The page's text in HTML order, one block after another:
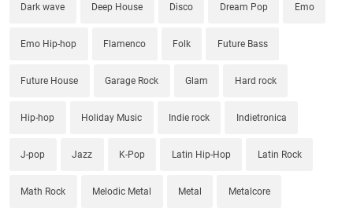
Dark wave Deep House Disco Dream Pop Emo
Emo Hip-hop Flamenco Folk Future Bass
Future House Garage Rock Glam Hard rock
Hip-hop Holiday Music Indie rock Indietronica
J-pop Jazz K-Pop Latin Hip-Hop Latin Rock
Math Rock Melodic Metal Metal Metalcore